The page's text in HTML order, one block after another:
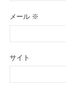
メール ※
サイト